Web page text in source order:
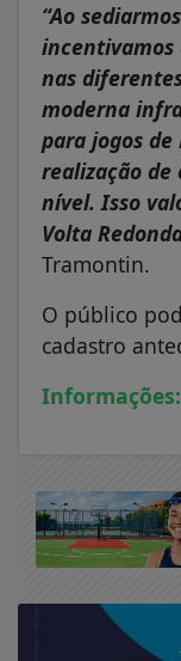
“Ao
incentivamos
nas
moderna
para jogos
realização de
nível. Isso
Volta
Tramontin.
O público
cadastro
Informações: